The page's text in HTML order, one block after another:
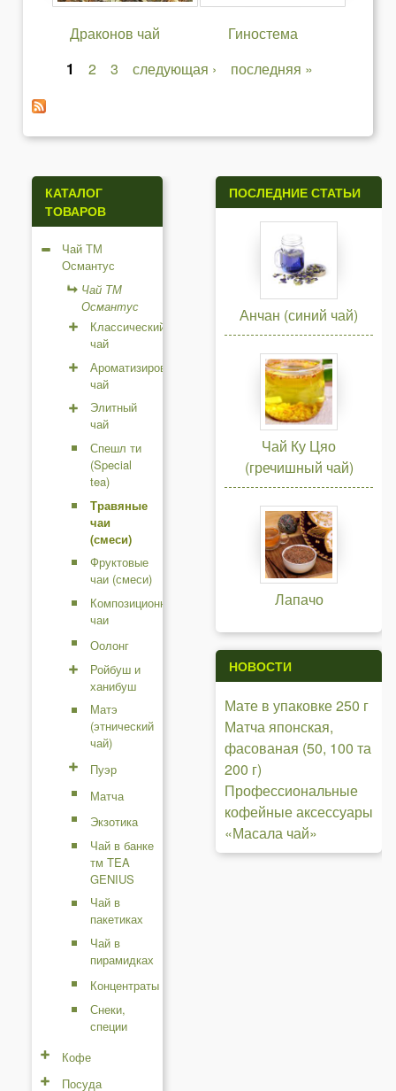
Драконов чай Гиностема
С
а
н
и
1 2 3 следующая › последняя »
КАТАЛОГ
ТОВАРОВ
Чай ТМ
Османтус
Чай ТМ
Османтус
Классический
чай
Ароматизированный
чай
Элитный
чай
Спешл ти
(Special
tea)
Травяные
чаи
(смеси)
Фруктовые
чаи (смеси)
Композиционные
чаи
Оолонг
Ройбуш и
ханибуш
Матэ
(этнический
чай)
Пуэр
Матча
Экзотика
Чай в банке
тм TEA
GENIUS
Чай в
пакетиках
Чай в
пирамидках
Концентраты
Снеки,
специи
Кофе
Посуда
ПОСЛЕДНИЕ СТАТЬИ
Анчан (синий чай)
Чай Ку Цяо
(гречишный чай)
Лапачо
НОВОСТИ
Мате в упаковке 250 г
Матча японская,
фасованая (50, 100 та
200 г)
Профессиональные
кофейные аксессуары
«Масала чай»